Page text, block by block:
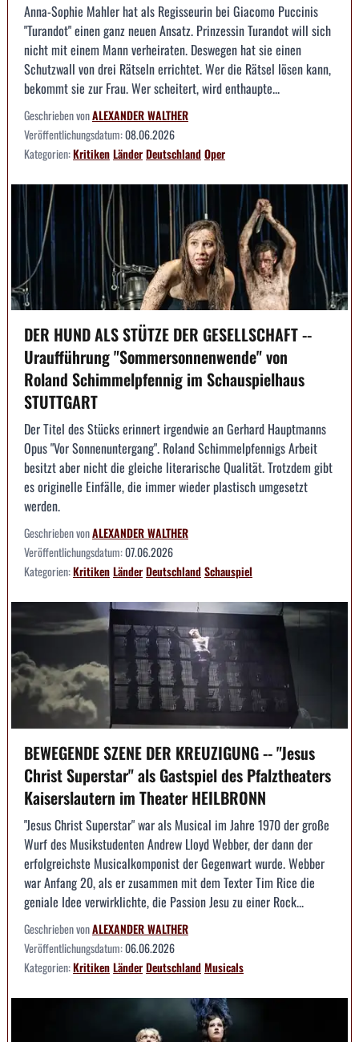
Anna-Sophie Mahler hat als Regisseurin bei Giacomo Puccinis
"Turandot" einen ganz neuen Ansatz. Prinzessin Turandot will sich
nicht mit einem Mann verheiraten. Deswegen hat sie einen
Schutzwall von drei Rätseln errichtet. Wer die Rätsel lösen kann,
bekommt sie zur Frau. Wer scheitert, wird enthaupte...
Geschrieben vonALEXANDER WALTHER
Veröffentlichungsdatum:08.06.2026
Kategorien:KritikenLänderDeutschlandOper
DER HUND ALS STÜTZE DER GESELLSCHAFT --
Uraufführung "Sommersonnenwende" von
Roland Schimmelpfennig im Schauspielhaus
STUTTGART
Der Titel des Stücks erinnert irgendwie an Gerhard Hauptmanns
Opus "Vor Sonnenuntergang". Roland Schimmelpfennigs Arbeit
besitzt aber nicht die gleiche literarische Qualität. Trotzdem gibt
es originelle Einfälle, die immer wieder plastisch umgesetzt
werden.
Geschrieben vonALEXANDER WALTHER
Veröffentlichungsdatum:07.06.2026
Kategorien:KritikenLänderDeutschlandSchauspiel
BEWEGENDE SZENE DER KREUZIGUNG -- "Jesus
Christ Superstar" als Gastspiel des Pfalztheaters
Kaiserslautern im Theater HEILBRONN
"Jesus Christ Superstar" war als Musical im Jahre 1970 der große
Wurf des Musikstudenten Andrew Lloyd Webber, der dann der
erfolgreichste Musicalkomponist der Gegenwart wurde. Webber
war Anfang 20, als er zusammen mit dem Texter Tim Rice die
geniale Idee verwirklichte, die Passion Jesu zu einer Rock...
Geschrieben vonALEXANDER WALTHER
Veröffentlichungsdatum:06.06.2026
Kategorien:KritikenLänderDeutschlandMusicals